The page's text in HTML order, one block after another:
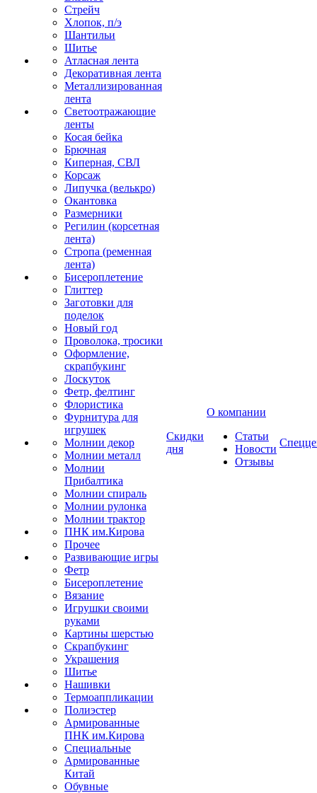
Стрейч
Хлопок, п/э
Шантильи
Шитье
Атласная лента
Декоративная лента
Металлизированная
лента
Светоотражающие
ленты
Косая бейка
Брючная
Киперная, СВЛ
Корсаж
Липучка (велькро)
Окантовка
Размерники
Регилин (корсетная
лента)
Стропа (ременная
лента)
Бисероплетение
Глиттер
Заготовки для
поделок
Новый год
Проволока, тросики
Оформление,
скрапбукинг
Лоскуток
Фетр, фелтинг
Флористика
Фурнитура для
игрушек
Молнии декор
Молнии металл
Молнии
Прибалтика
Молнии спираль
Молнии рулонка
Молнии трактор
ПНК им.Кирова
Прочее
Развивающие игры
Фетр
Бисероплетение
Вязание
Игрушки своими
руками
Картины шерстью
Скрапбукинг
Украшения
Шитье
Нашивки
Термоаппликации
Полиэстер
Армированные
ПНК им.Кирова
Специальные
Армированные
Китай
Обувные
Скидки
дня
О компании
Статьи
Новости
Отзывы